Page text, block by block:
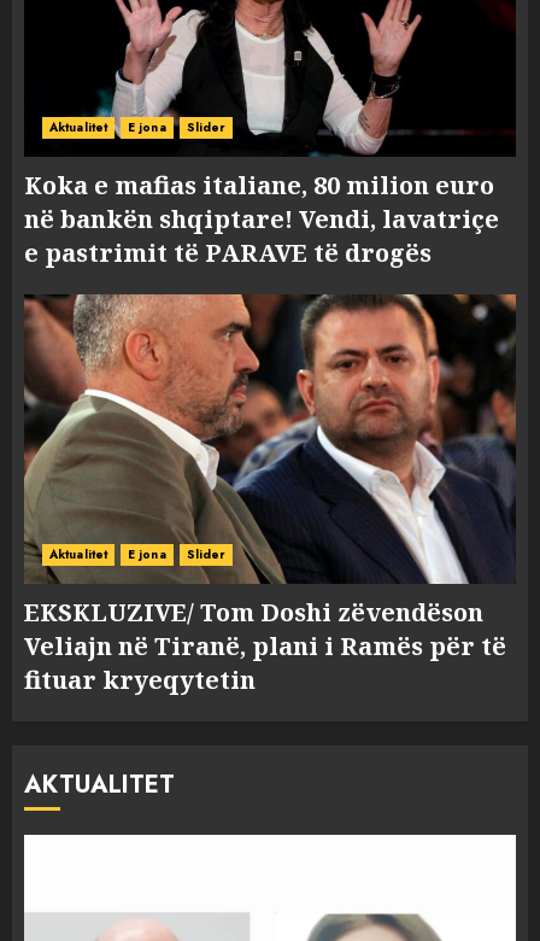
Aktualitet E jona Slider
Koka e mafias italiane, 80 milion euro
në bankën shqiptare! Vendi, lavatriçe
e pastrimit të PARAVE të drogës
Aktualitet E jona Slider
EKSKLUZIVE/ Tom Doshi zëvendëson
Veliajn në Tiranë, plani i Ramës për të
fituar kryeqytetin
AKTUALITET